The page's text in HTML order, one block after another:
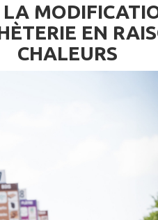
EN
CHALEURS